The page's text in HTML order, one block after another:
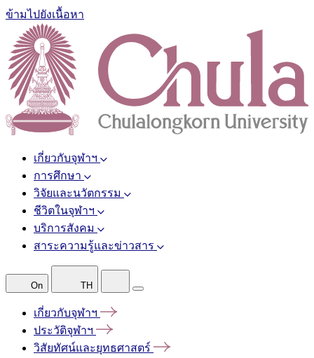
ข้ามไปยังเนื้อหา
เกี่ยวกับจุฬาฯ
การศึกษา
วิจัยและนวัตกรรม
ชีวิตในจุฬาฯ
บริการสังคม
สาระความรู้และข่าวสาร
On TH
เกี่ยวกับจุฬาฯ
ประวัติจุฬาฯ
วิสัยทัศน์และยุทธศาสตร์